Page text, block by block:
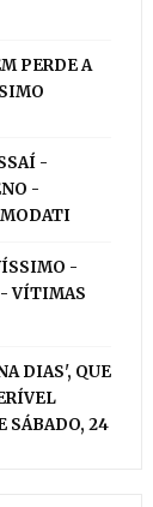
PERDE A
-
-
-
- VÍTIMAS
DIAS', QUE
SÁBADO, 24